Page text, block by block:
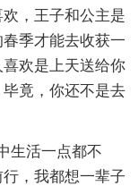
，王子和公主是
季才能去收获一
欢是上天送给你
竟，你还不是去
生活一点都不
，我都想一辈子